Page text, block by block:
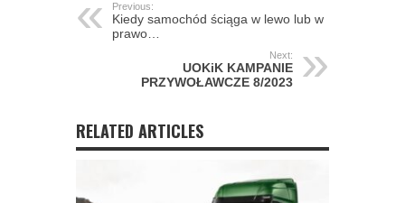
Previous:
Kiedy samochód ściąga w lewo lub w
prawo…
Next:
UOKiK KAMPANIE
PRZYWOŁAWCZE 8/2023
RELATED ARTICLES